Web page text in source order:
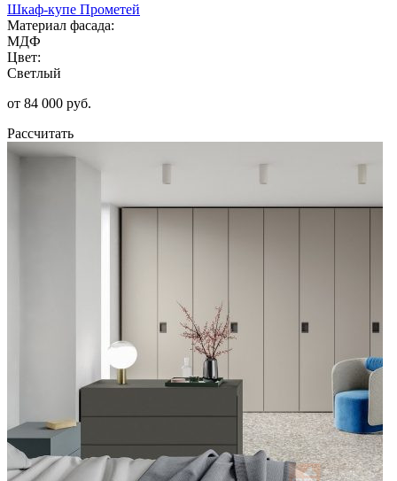
Шкаф-купе Прометей
Материал фасада:
МДФ
Цвет:
Светлый
от 84 000 руб.
Рассчитать